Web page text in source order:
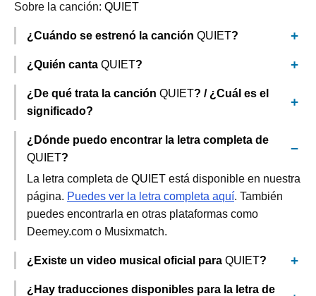
Sobre la canción: QUIET
¿Cuándo se estrenó la canción QUIET?
¿Quién canta QUIET?
¿De qué trata la canción QUIET? / ¿Cuál es el
significado?
¿Dónde puedo encontrar la letra completa de
QUIET?
La letra completa de QUIET está disponible en nuestra
página. Puedes ver la letra completa aquí. También
puedes encontrarla en otras plataformas como
Deemey.com o Musixmatch.
¿Existe un video musical oficial para QUIET?
¿Hay traducciones disponibles para la letra de